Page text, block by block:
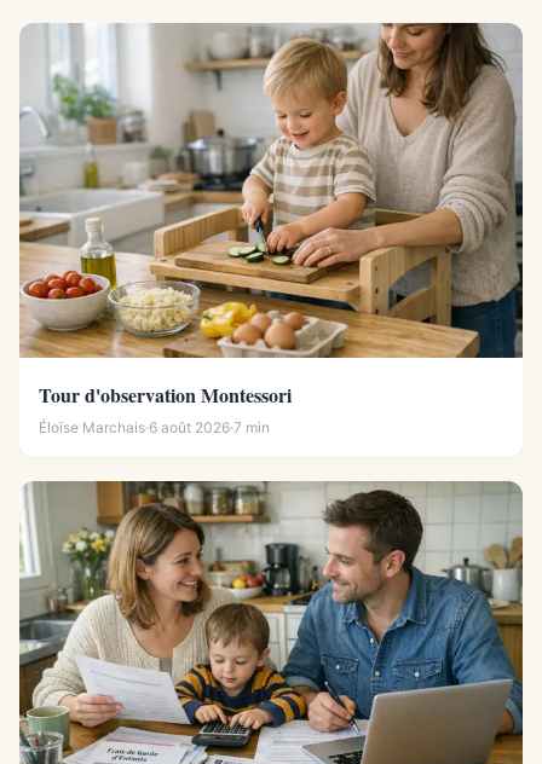
Tour d'observation Montessori
Éloïse Marchais·6 août 2026·7 min